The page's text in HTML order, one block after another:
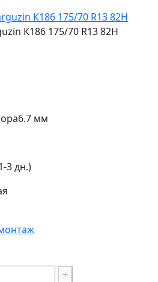
К186 175/70 R13 82H
6.7 мм
3 дн.)
+